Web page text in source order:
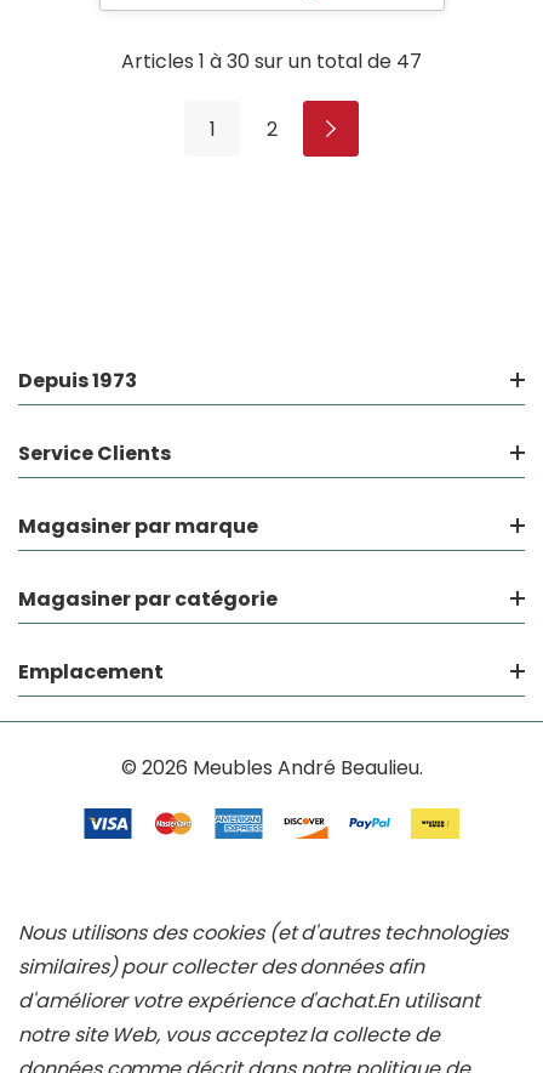
Articles 1 à30sur un total de 47
1 2
Depuis 1973
Service Clients
Magasiner par marque
Magasiner par catégorie
Emplacement
© 2026 Meubles André Beaulieu.
Nous utilisons des cookies (et d'autres technologies
similaires) pour collecter des données afin
d'améliorer votre expérience d'achat.En utilisant
notre site Web, vous acceptez la collecte de